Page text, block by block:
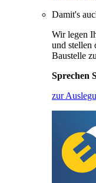
Damit's
Wir legen
und stellen
Baustelle
Sprechen
zur